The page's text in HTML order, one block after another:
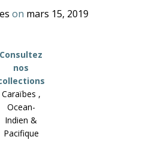
on mars 15, 2019
Consultez
nos
Caraïbes ,
Ocean-
Indien &
Pacifique